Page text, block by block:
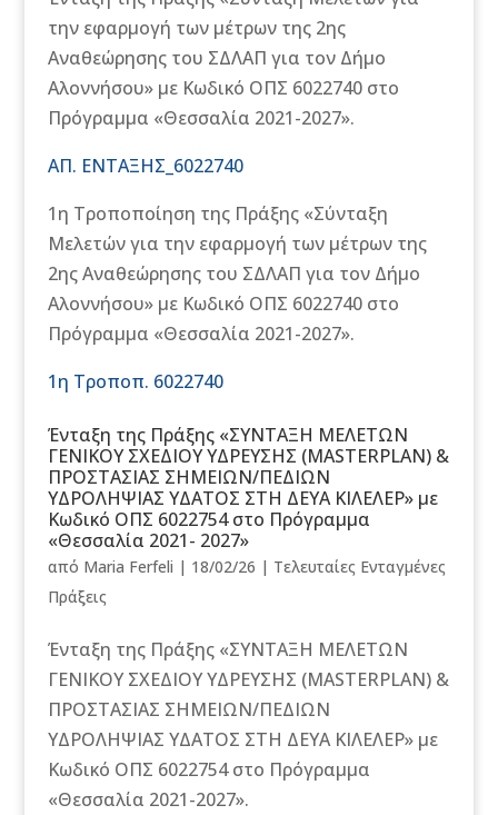
την εφαρμογή των μέτρων της 2ης
Αναθεώρησης του ΣΔΛΑΠ για τον Δήμο
Αλοννήσου» με Κωδικό ΟΠΣ 6022740 στο
Πρόγραμμα «Θεσσαλία 2021-2027».
ΑΠ. ΕΝΤΑΞΗΣ_6022740
1η Τροποποίηση της Πράξης «Σύνταξη
Μελετών για την εφαρμογή των μέτρων της
2ης Αναθεώρησης του ΣΔΛΑΠ για τον Δήμο
Αλοννήσου» με Κωδικό ΟΠΣ 6022740 στο
Πρόγραμμα «Θεσσαλία 2021-2027».
1η Τροποπ. 6022740
Ένταξη της Πράξης «ΣΥΝΤΑΞΗ ΜΕΛΕΤΩΝ
ΓΕΝΙΚΟΥ ΣΧΕΔΙΟΥ ΥΔΡΕΥΣΗΣ (MASTERPLAN) &
ΠΡΟΣΤΑΣΙΑΣ ΣΗΜΕΙΩΝ/ΠΕΔΙΩΝ
ΥΔΡΟΛΗΨΙΑΣ ΥΔΑΤΟΣ ΣΤΗ ΔΕΥΑ ΚΙΛΕΛΕΡ» με
Κωδικό ΟΠΣ 6022754 στο Πρόγραμμα
«Θεσσαλία 2021- 2027»
από Maria Ferfeli | 18/02/26 | Τελευταίες Ενταγμένες
Πράξεις
Ένταξη της Πράξης «ΣΥΝΤΑΞΗ ΜΕΛΕΤΩΝ
ΓΕΝΙΚΟΥ ΣΧΕΔΙΟΥ ΥΔΡΕΥΣΗΣ (MASTERPLAN) &
ΠΡΟΣΤΑΣΙΑΣ ΣΗΜΕΙΩΝ/ΠΕΔΙΩΝ
ΥΔΡΟΛΗΨΙΑΣ ΥΔΑΤΟΣ ΣΤΗ ΔΕΥΑ ΚΙΛΕΛΕΡ» με
Κωδικό ΟΠΣ 6022754 στο Πρόγραμμα
«Θεσσαλία 2021-2027».